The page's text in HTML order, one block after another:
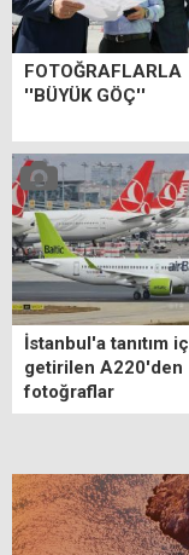
FOTOĞRAFLARLA
''BÜYÜK GÖÇ''
İstanbul'a tanıtım
getirilen A220'den
fotoğraflar